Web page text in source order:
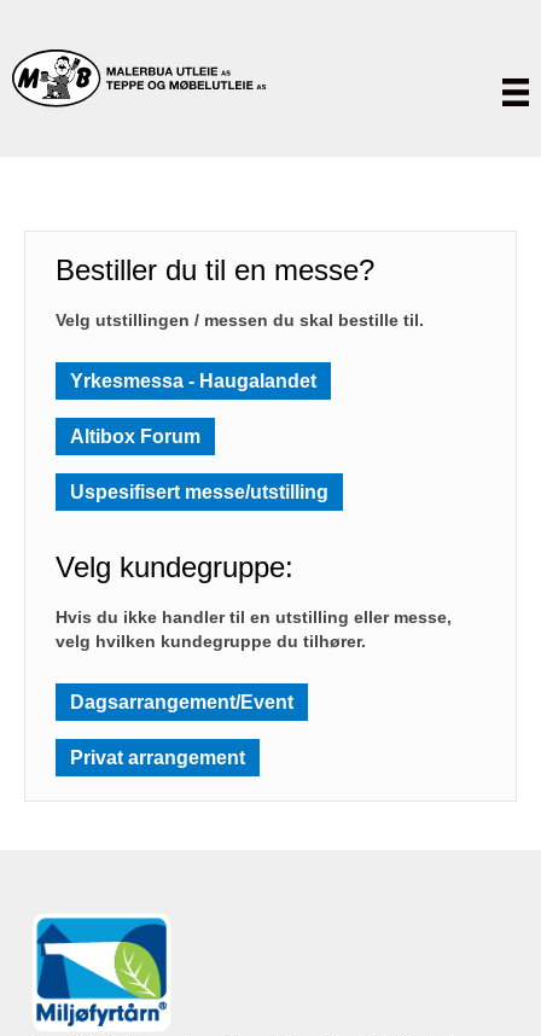
Bestiller du til en messe?
Velg utstillingen / messen du skal bestille til.
Yrkesmessa - Haugalandet
Altibox Forum
Uspesifisert messe/utstilling
Velg kundegruppe:
Hvis du ikke handler til en utstilling eller messe,
velg hvilken kundegruppe du tilhører.
Dagsarrangement/Event
Privat arrangement